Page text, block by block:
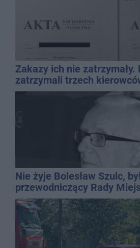
Zakazy ich nie zatrzymały.
zatrzymali trzech
Nie żyje Bolesław Szulc,
przewodniczący Rady
dyrektor SP 14